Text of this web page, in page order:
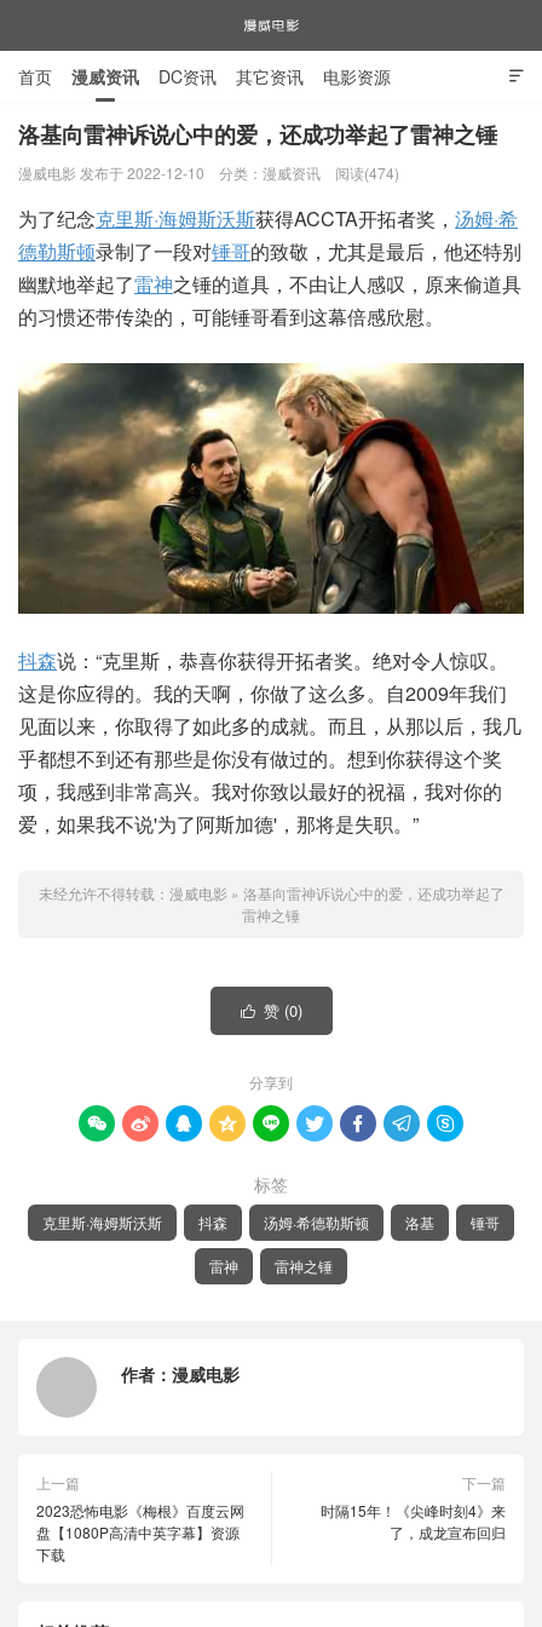

首页 漫威资讯 DC资讯 其它资讯 电影资源
电视剧资源 漫威图片
洛基向雷神诉说心中的爱，还成功举起了雷神之锤
漫威电影 发布于 2022-12-10 分类： 漫威资讯 阅读(474)
为了纪念克里斯·海姆斯沃斯获得ACCTA开拓者奖， 汤姆·希
德勒斯顿录制了一段对锤哥的致敬，尤其是最后，他还特别
幽默地举起了雷神之锤的道具，不由让人感叹，原来偷道具
的习惯还带传染的，可能锤哥看到这幕倍感欣慰。
抖森说：“克里斯，恭喜你获得开拓者奖。绝对令人惊叹。
这是你应得的。我的天啊，你做了这么多。自2009年我们
见面以来，你取得了如此多的成就。而且，从那以后，我几
乎都想不到还有那些是你没有做过的。想到你获得这个奖
项，我感到非常高兴。我对你致以最好的祝福，我对你的
爱，如果我不说'为了阿斯加德'，那将是失职。”
未经允许不得转载： 漫威电影 » 洛基向雷神诉说心中的爱，还成功举起了
雷神之锤
 赞 (0)
分享到
        
标签
克里斯·海姆斯沃斯 抖森 汤姆·希德勒斯顿 洛基 锤哥
雷神 雷神之锤
作者： 漫威电影
上一篇
2023恐怖电影《梅根》百度云网
盘【1080P高清中英字幕】资源
下载
下一篇
时隔15年！《尖峰时刻4》来
了，成龙宣布回归